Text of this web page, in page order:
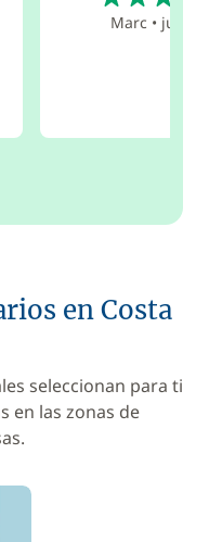
Marc • jun
en Costa
seleccionan para ti
en las zonas de